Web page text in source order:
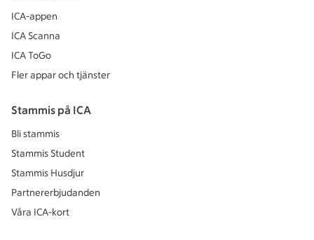
ICA-appen
ICA Scanna
ICA ToGo
Fler appar och tjänster
Stammis på ICA
Bli stammis
Stammis Student
Stammis Husdjur
Partnererbjudanden
Våra ICA-kort